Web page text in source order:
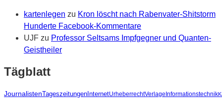
kartenlegen zu Kron löscht nach Rabenvater-Shitstorm
Hunderte Facebook-Kommentare
UJF zu Professor Seltsams Impfgegner und Quanten-
Geistheiler
Tägblatt
JournalistenTageszeitungen InternetUrheberrechtVerlage Informationstechnik